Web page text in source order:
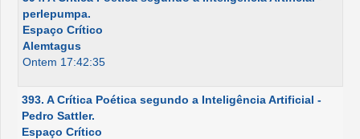
perlepumpa.
Espaço Crítico
Alemtagus
Ontem 17:42:35
393. A Crítica Poética segundo a Inteligência Artificial -
Pedro Sattler.
Espaço Crítico